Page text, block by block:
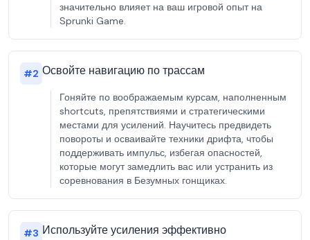
значительно влияет на ваш игровой опыт на
Sprunki Game.
#2 Освойте навигацию по трассам
Гоняйте по воображаемым курсам, наполненным
shortcuts, препятствиями и стратегическими
местами для усилений. Научитесь предвидеть
повороты и осваивайте техники дрифта, чтобы
поддерживать импульс, избегая опасностей,
которые могут замедлить вас или устранить из
соревнования в Безумных гонщиках.
#3 Используйте усиления эффективно